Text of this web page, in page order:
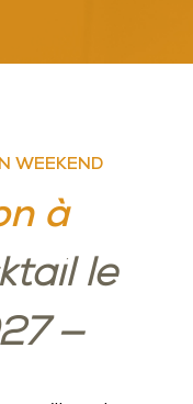
WEEKEND
à
le
—